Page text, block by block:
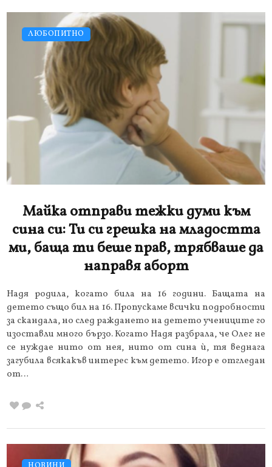
ЛЮБОПИТНО
Майка отправи тежки думи към
сина си: Ти си грешка на младостта
ми, баща ти беше прав, трябваше да
направя аборт
Надя родила, когато била на 16 години. Бащата на
детето също бил на 16. Пропускаме всички подробности
за скандала, но след раждането на детето учениците го
изоставли много бързо. Когато Надя разбрала, че Олег не
се нуждае нито от нея, нито от сина ѝ, тя веднага
загубила всякакъв интерес към детето. Игор е отгледан
от…